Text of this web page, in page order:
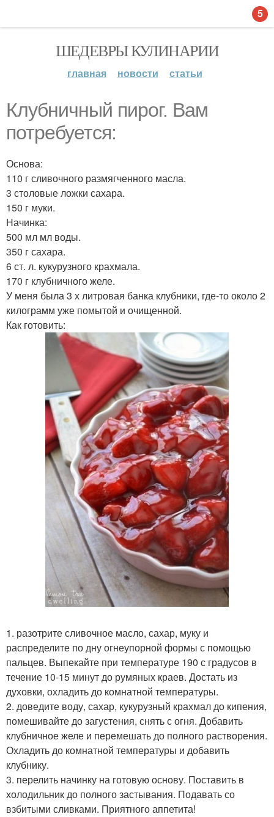
ШЕДЕВРЫ КУЛИНАРИИ
главная новости статьи
Клубничный пирог. Вам
потребуется:
Основа:
110 г сливочного размягченного масла.
3 столовые ложки сахара.
150 г муки.
Начинка:
500 мл мл воды.
350 г сахара.
6 ст. л. кукурузного крахмала.
170 г клубничного желе.
У меня была 3 х литровая банка клубники, где-то около 2
килограмм уже помытой и очищенной.
Как готовить:
1. разотрите сливочное масло, сахар, муку и
распределите по дну огнеупорной формы с помощью
пальцев. Выпекайте при температуре 190 с градусов в
течение 10-15 минут до румяных краев. Достать из
духовки, охладить до комнатной температуры.
2. доведите воду, сахар, кукурузный крахмал до кипения,
помешивайте до загустения, снять с огня. Добавить
клубничное желе и перемешать до полного растворения.
Охладить до комнатной температуры и добавить
клубнику.
3. перелить начинку на готовую основу. Поставить в
холодильник до полного застывания. Подавать со
взбитыми сливками. Приятного аппетита!
5